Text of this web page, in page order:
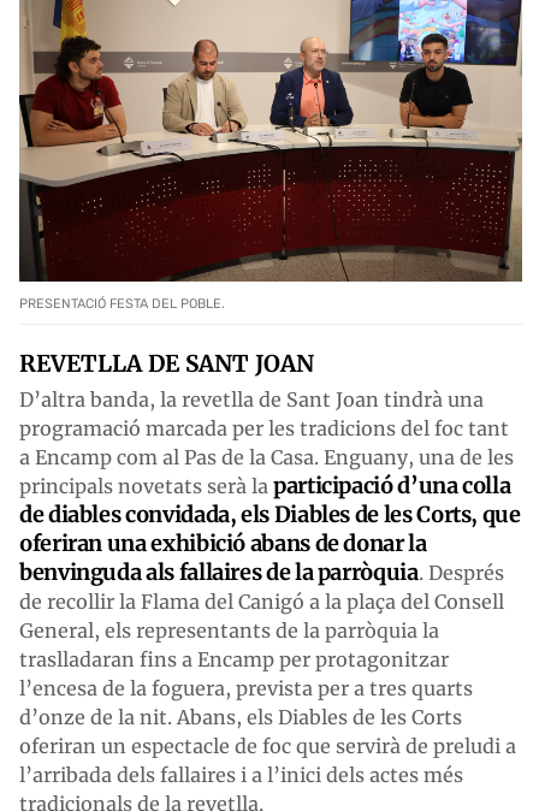
PRESENTACIÓ FESTA DEL POBLE.
REVETLLA DE SANT JOAN
D’altra banda, la revetlla de Sant Joan tindrà una
programació marcada per les tradicions del foc tant
a Encamp com al Pas de la Casa. Enguany, una de les
principals novetats serà la participació d’una colla
de diables convidada, els Diables de les Corts, que
oferiran una exhibició abans de donar la
benvinguda als fallaires de la parròquia. Després
de recollir la Flama del Canigó a la plaça del Consell
General, els representants de la parròquia la
traslladaran fins a Encamp per protagonitzar
l’encesa de la foguera, prevista per a tres quarts
d’onze de la nit. Abans, els Diables de les Corts
oferiran un espectacle de foc que servirà de preludi a
l’arribada dels fallaires i a l’inici dels actes més
tradicionals de la revetlla.